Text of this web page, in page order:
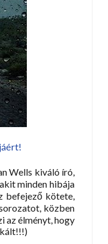
Wells kiváló író,
minden hibája
befejező kötete,
közben
az élményt, hogy
)